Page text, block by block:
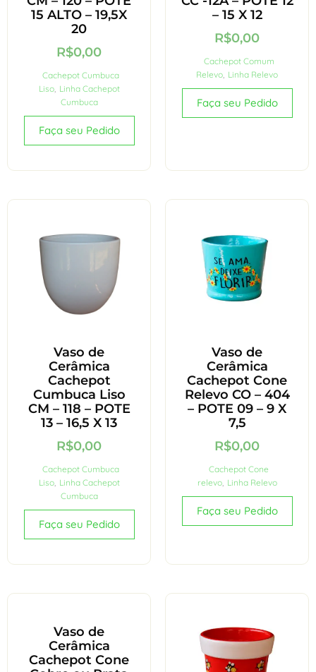
15 ALTO – 19,5X
20
R$0,00
Cachepot Cumbuca
Liso, Linha Cachepot
Cumbuca
Faça seu Pedido
– 15 X 12
R$0,00
Cachepot Comum
Relevo Linha Relevo
Faça seu Pedido
Vaso de
Cerâmica
Cachepot
Cumbuca Liso
CM – 118 – POTE
13 – 16,5 X 13
R$0,00
Cachepot Cumbuca
Liso, Linha Cachepot
Cumbuca
Faça seu Pedido
Vaso de
Cerâmica
Cachepot Cone
Relevo CO – 404
– POTE 09 – 9 X
7,5
R$0,00
Cachepot Cone
relevo, Linha Relevo
Faça seu Pedido
Vaso de
Cerâmica
Cachepot Cone